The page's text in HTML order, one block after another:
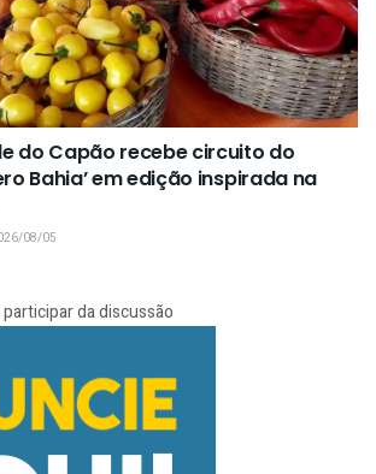
do Capão recebe circuito do
Bahia’ em edição inspirada na
08/05
participar da discussão